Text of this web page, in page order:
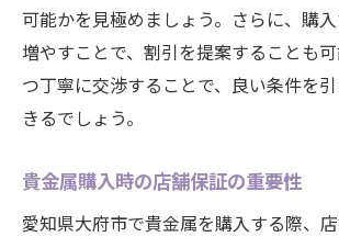
可能かを見極めましょう。さらに、購
増やすことで、割引を提案することも
つ丁寧に交渉することで、良い条件を
きるでしょう。
貴金属購入時の店舗保証の重要性
愛知県大府市で貴金属を購入する際、